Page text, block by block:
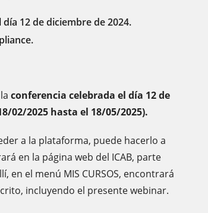
12 de diciembre de 2024.
conferencia celebrada el día 12 de
02/2025 hasta el 18/05/2025).
a la plataforma, puede hacerlo a
en la página web del ICAB, parte
en el menú MIS CURSOS, encontrará
incluyendo el presente webinar.